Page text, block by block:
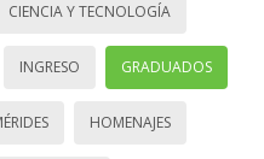
CIENCIA Y TECNOLOGÍA
INGRESO GRADUADOS
HOMENAJES